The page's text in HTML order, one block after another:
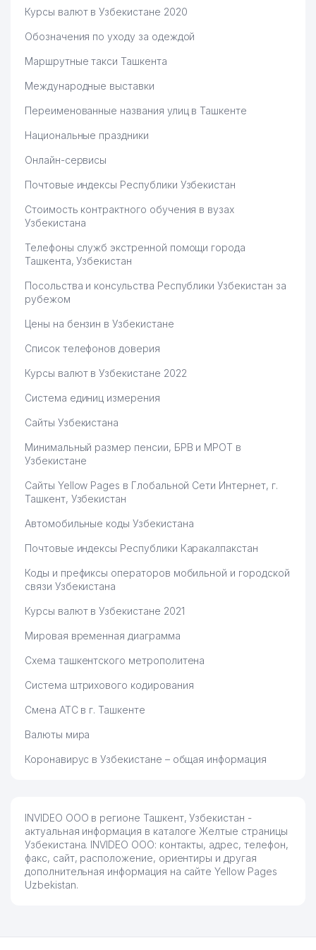
Курсы валют в Узбекистане 2020
Обозначения по уходу за одеждой
Маршрутные такси Ташкента
Международные выставки
Переименованные названия улиц в Ташкенте
Национальные праздники
Онлайн-сервисы
Почтовые индексы Республики Узбекистан
Стоимость контрактного обучения в вузах
Узбекистана
Телефоны служб экстренной помощи города
Ташкента, Узбекистан
Посольства и консульства Республики Узбекистан за
рубежом
Цены на бензин в Узбекистане
Список телефонов доверия
Курсы валют в Узбекистане 2022
Система единиц измерения
Сайты Узбекистана
Минимальный размер пенсии, БРВ и МРОТ в
Узбекистане
Сайты Yellow Pages в Глобальной Сети Интернет, г.
Ташкент, Узбекистан
Автомобильные коды Узбекистана
Почтовые индексы Республики Каракалпакстан
Коды и префиксы операторов мобильной и городской
связи Узбекистана
Курсы валют в Узбекистане 2021
Мировая временная диаграмма
Схема ташкентского метрополитена
Система штрихового кодирования
Смена АТС в г. Ташкенте
Валюты мира
Коронавирус в Узбекистане – общая информация
INVIDEO ООО в регионе Ташкент, Узбекистан -
актуальная информация в каталоге Желтые страницы
Узбекистана. INVIDEO ООО: контакты, адрес, телефон,
факс, сайт, расположение, ориентиры и другая
дополнительная информация на сайте Yellow Pages
Uzbekistan.